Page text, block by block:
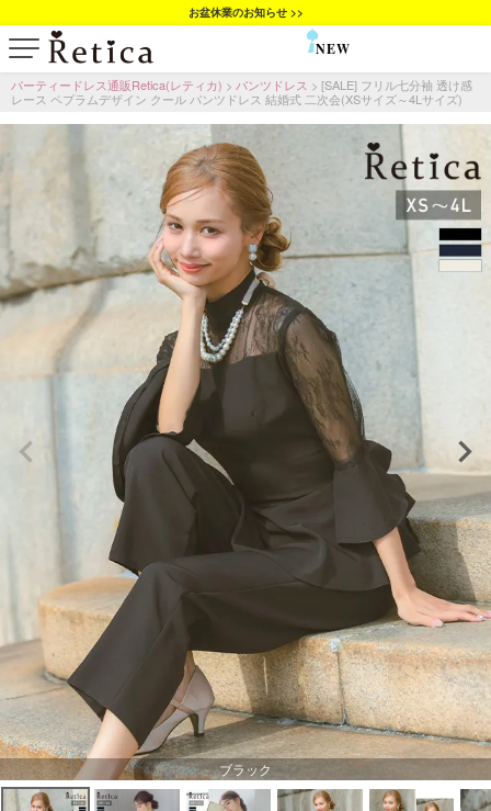
お盆休業のお知らせ >>
NEW
パーティードレス通販Retica(レティカ) パンツドレス
[SALE] フリル七分袖 透け感
レース ペプラムデザイン クール パンツドレス 結婚式 二次会(XSサイズ～4Lサイズ)
ブラック